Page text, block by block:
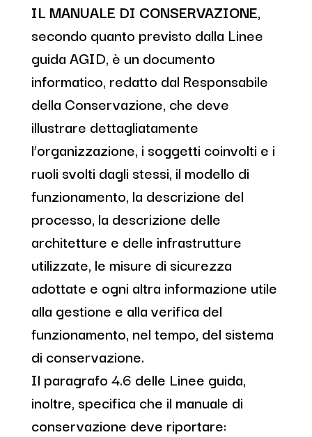
IL MANUALE DI CONSERVAZIONE,
secondo quanto previsto dalla Linee
guida AGID, è un documento
informatico, redatto dal Responsabile
della Conservazione, che deve
illustrare dettagliatamente
l’organizzazione, i soggetti coinvolti e i
ruoli svolti dagli stessi, il modello di
funzionamento, la descrizione del
processo, la descrizione delle
architetture e delle infrastrutture
utilizzate, le misure di sicurezza
adottate e ogni altra informazione utile
alla gestione e alla verifica del
funzionamento, nel tempo, del sistema
di conservazione.
Il paragrafo 4.6 delle Linee guida,
inoltre, specifica che il manuale di
conservazione deve riportare: